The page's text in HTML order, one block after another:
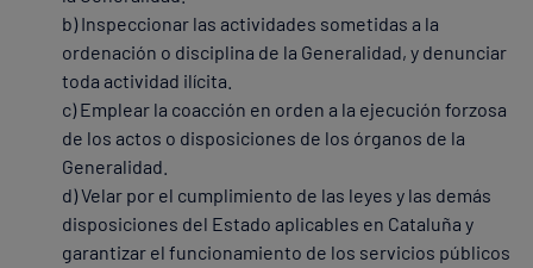
b) Inspeccionar las actividades sometidas a la
ordenación o disciplina de la Generalidad, y denunciar
toda actividad ilícita.
c) Emplear la coacción en orden a la ejecución forzosa
de los actos o disposiciones de los órganos de la
Generalidad.
d) Velar por el cumplimiento de las leyes y las demás
disposiciones del Estado aplicables en Cataluña y
garantizar el funcionamiento de los servicios públicos